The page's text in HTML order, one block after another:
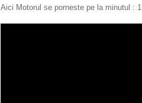
Aici Motorul se porneste pe la minutul :